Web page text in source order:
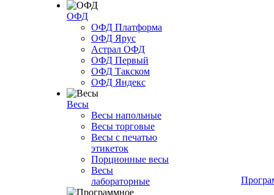
ОФД
ОФД Платформа
ОФД Ярус
Астрал ОФД
ОФД Первый
ОФД Такском
ОФД Яндекс
Весы
Весы напольные
Весы торговые
Весы с печатью
этикеток
Порционные весы
Весы
лабораторные